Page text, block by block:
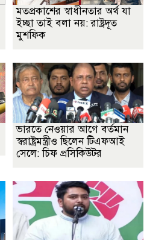
মতপ্রকাশের স্বাধীনতার অর্থ যা
ইচ্ছা তাই বলা নয়: রাষ্ট্রদূত
মুশফিক
ভারতে নেওয়ার আগে বর্তমান
স্বরাষ্ট্রমন্ত্রীও ছিলেন টিএফআই
সেলে: চিফ প্রসিকিউটর